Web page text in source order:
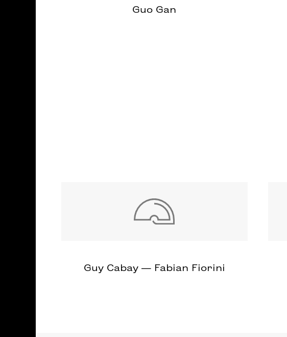
Guo Gan
Guy Cabay — Fabian Fiorini